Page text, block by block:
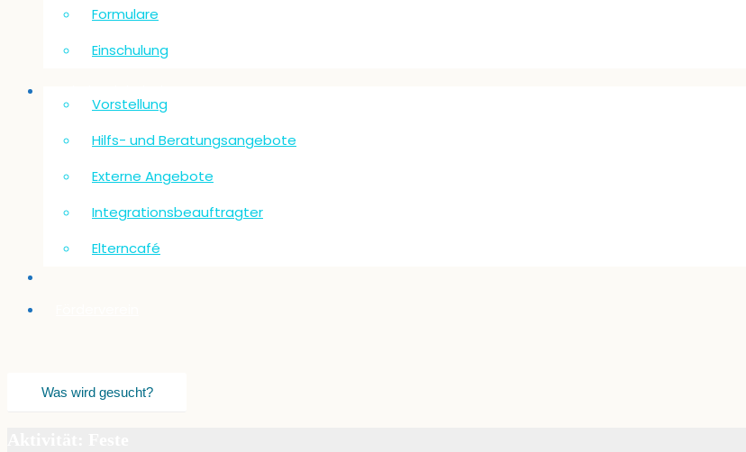
Formulare
Einschulung
Vorstellung
Hilfs- und Beratungsangebote
Externe Angebote
Integrationsbeauftragter
Elterncafé